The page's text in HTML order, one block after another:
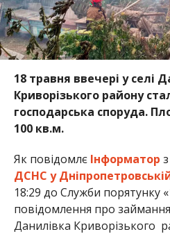
18 травня ввечері у селі
Криворізького району
господарська споруда.
100 кв.м.
Як повідомлєІнформатор
ДСНС у
18:29 до Служби порятунку
повідомлення про займання
Данилівка Криворізького